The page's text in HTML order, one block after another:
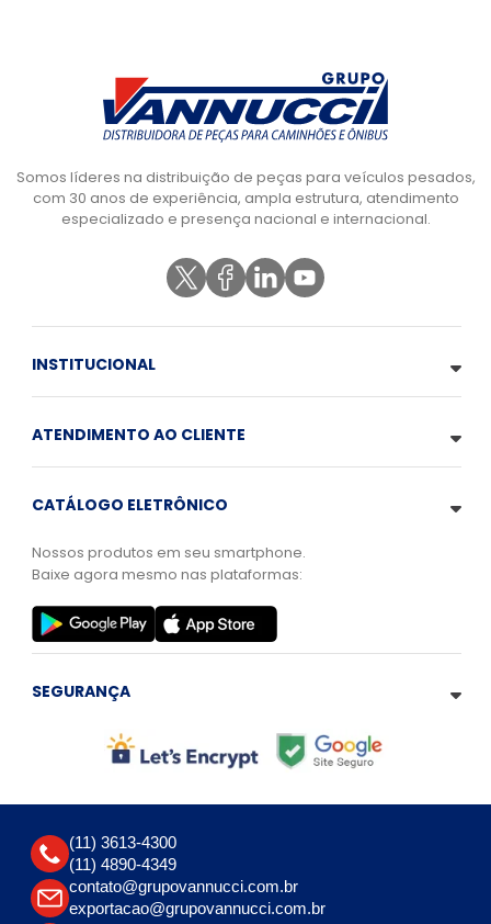
Somos líderes na distribuição de peças para veículos pesados,
com 30 anos de experiência, ampla estrutura, atendimento
especializado e presença nacional e internacional.
INSTITUCIONAL
ATENDIMENTO AO CLIENTE
CATÁLOGO ELETRÔNICO
Nossos produtos em seu smartphone.
Baixe agora mesmo nas plataformas:
SEGURANÇA
(11) 3613-4300
(11) 4890-4349
contato@grupovannucci.com.br
exportacao@grupovannucci.com.br